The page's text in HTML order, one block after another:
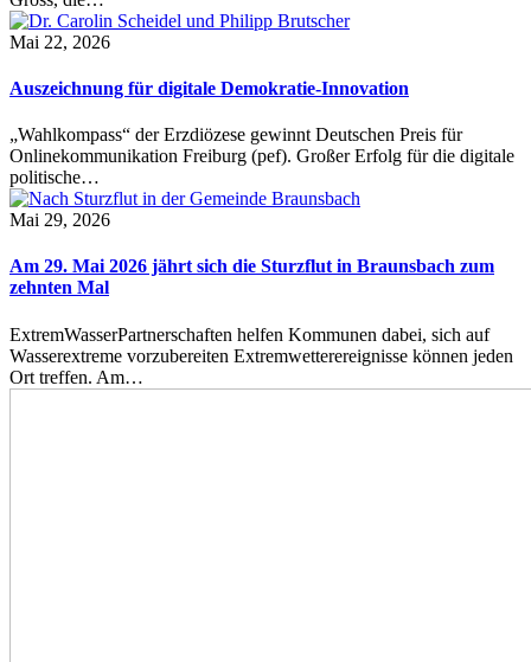
Mai 22, 2026
Auszeichnung für digitale Demokratie-Innovation
„Wahlkompass“ der Erzdiözese gewinnt Deutschen Preis für
Onlinekommunikation Freiburg (pef). Großer Erfolg für die digitale
politische…
Mai 29, 2026
Am 29. Mai 2026 jährt sich die Sturzflut in Braunsbach zum
zehnten Mal
ExtremWasserPartnerschaften helfen Kommunen dabei, sich auf
Wasserextreme vorzubereiten Extremwetterereignisse können jeden
Ort treffen. Am…